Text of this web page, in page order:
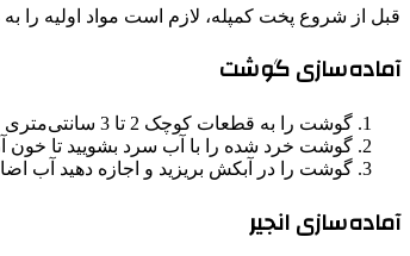
قبل از شروع پخت کمپله، لازم است مواد اولیه را
آماده‌سازی گوشت
گوشت را به قطعات کوچک 2 تا 3 سانتی‌متری خرد کنید.
گوشت خرد شده را با آب سرد بشویید تا خون
گوشت را در آبکش بریزید و اجازه دهید آب
آماده‌سازی انجیر